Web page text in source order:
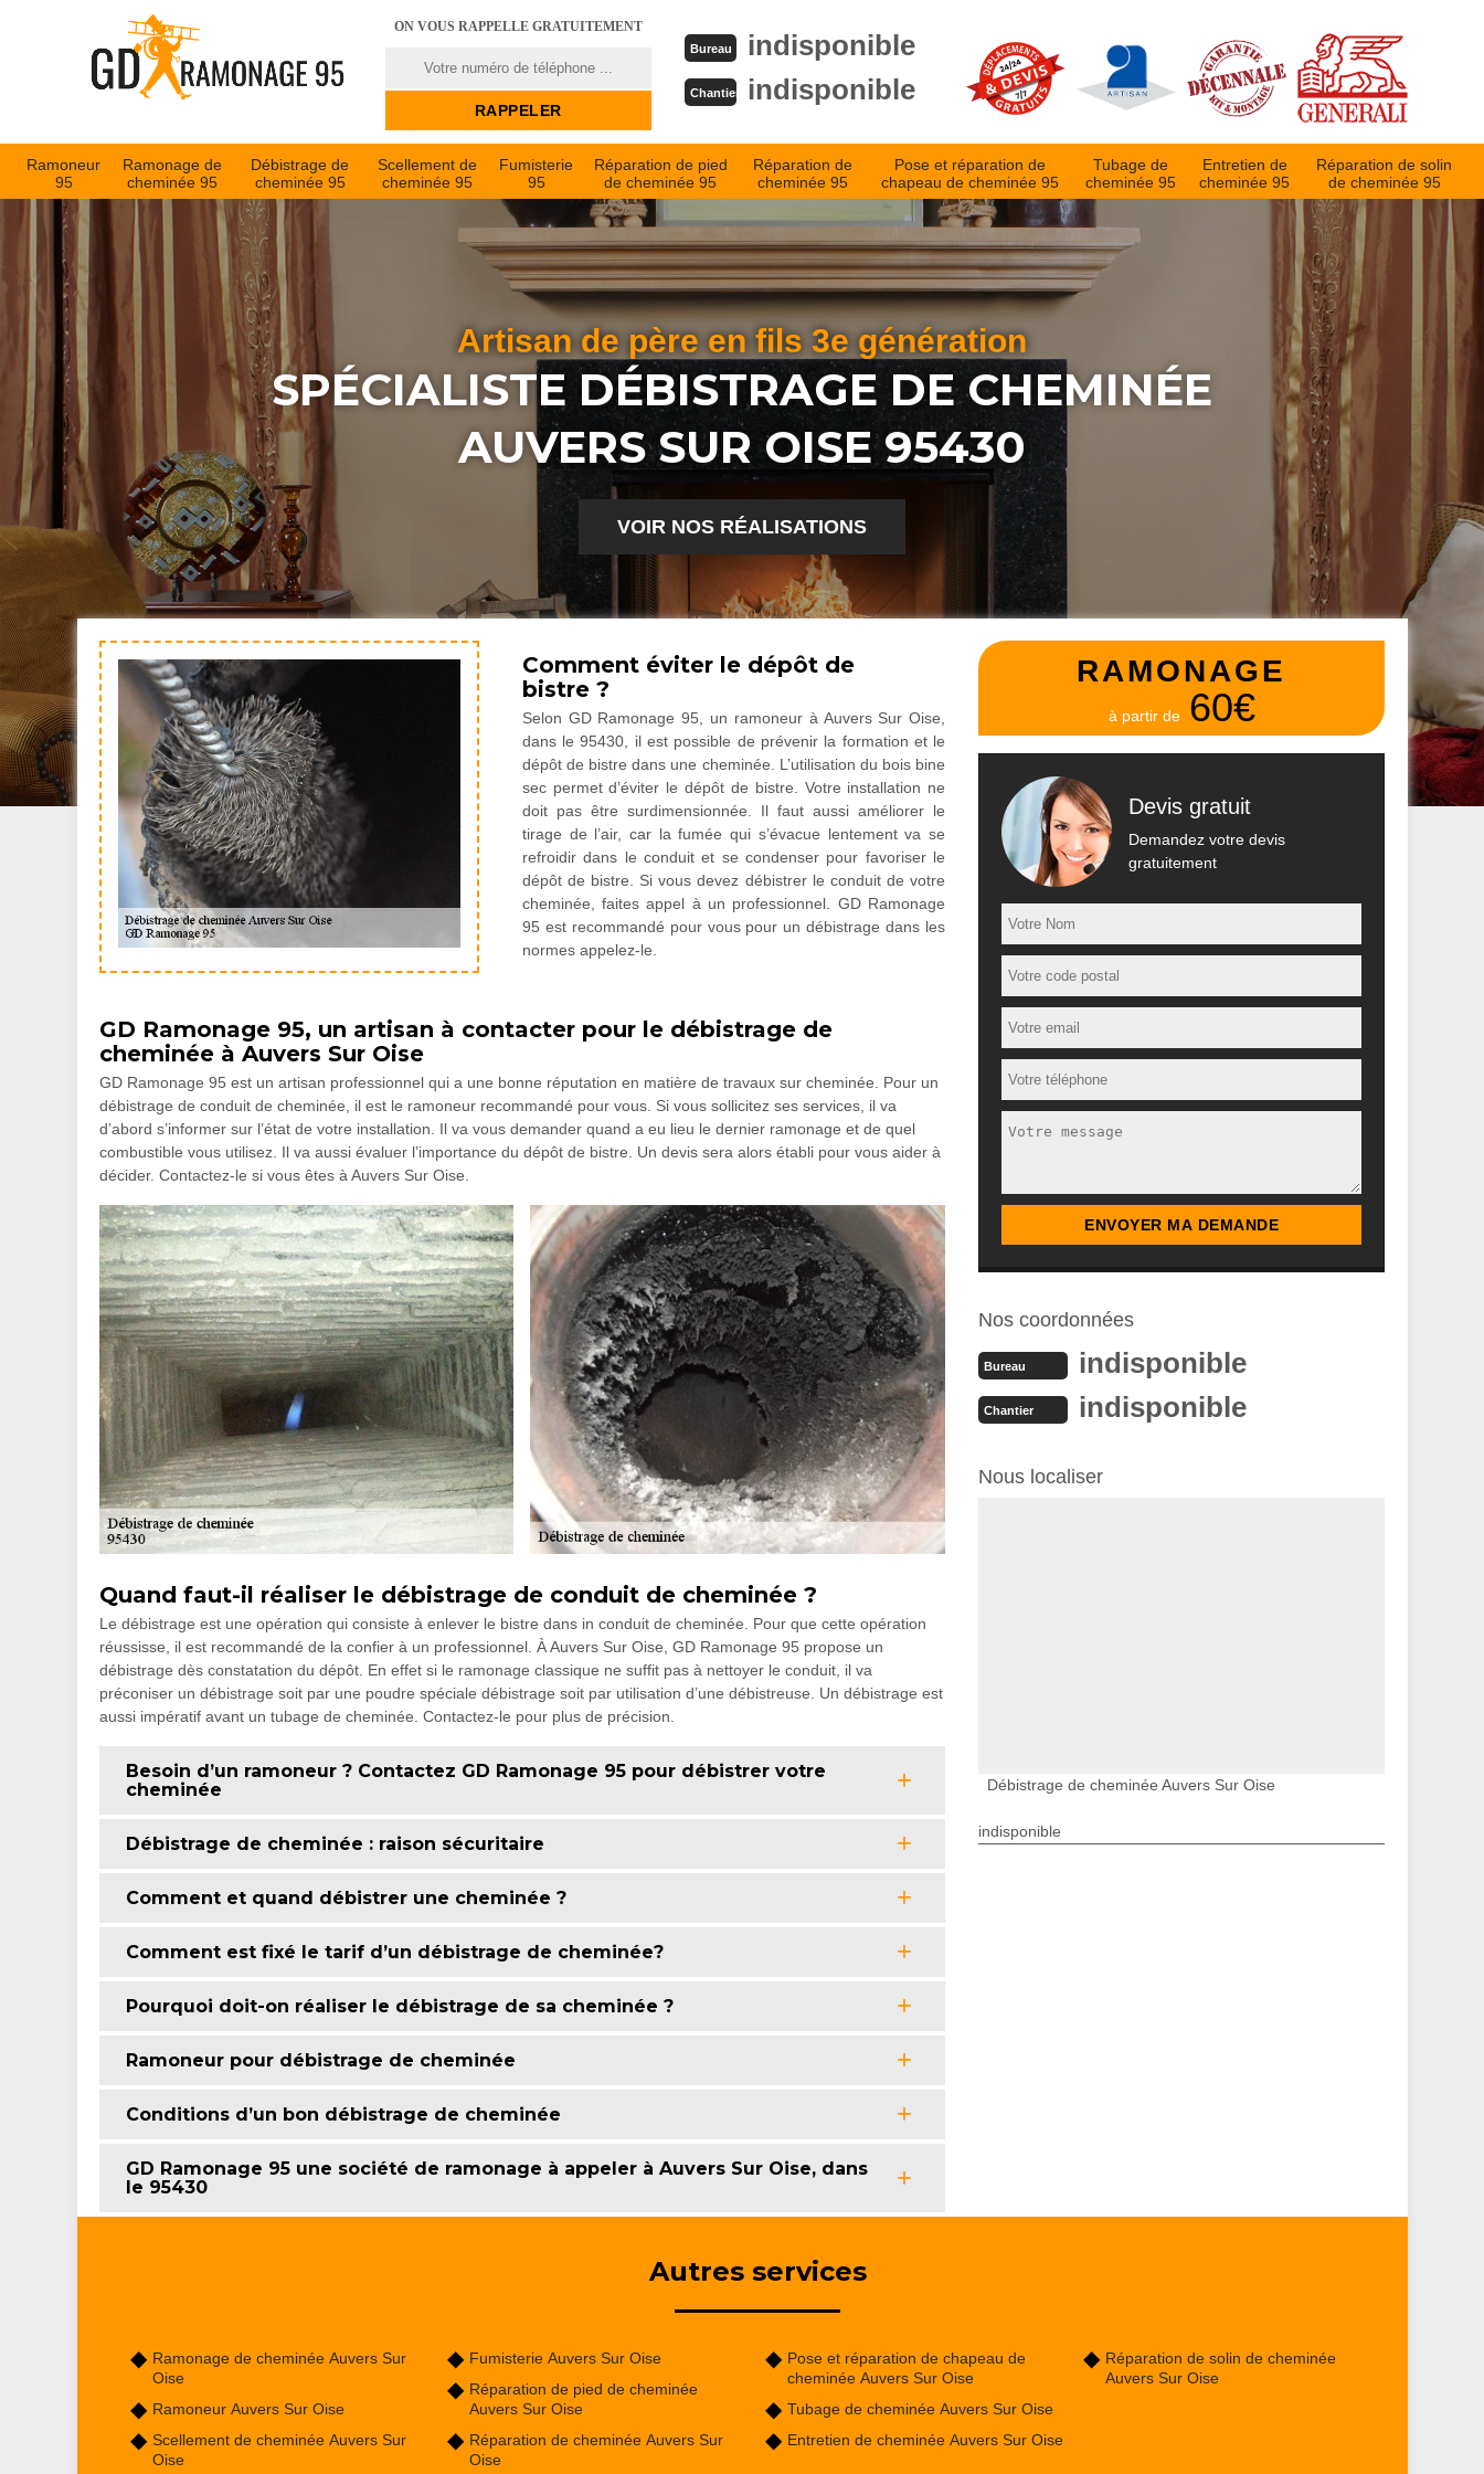
ON VOUS RAPPELLE GRATUITEMENT
Bureau indisponible
Chantier indisponible
Ramoneur
95
Ramonage de
cheminée 95
Débistrage de
cheminée 95
Scellement de
cheminée 95
Fumisterie
95
Réparation de pied
de cheminée 95
Réparation de
cheminée 95
Pose et réparation de
chapeau de cheminée 95
Tubage de
cheminée 95
Entretien de
cheminée 95
Réparation de solin
de cheminée 95
Artisan de père en fils 3e génération
SPÉCIALISTE DÉBISTRAGE DE CHEMINÉE
AUVERS SUR OISE 95430
VOIR NOS RÉALISATIONS
Comment éviter le dépôt de
bistre ?
Selon GD Ramonage 95, un ramoneur à Auvers Sur Oise,
dans le 95430, il est possible de prévenir la formation et le
dépôt de bistre dans une cheminée. L’utilisation du bois bine
sec permet d’éviter le dépôt de bistre. Votre installation ne
doit pas être surdimensionnée. Il faut aussi améliorer le
tirage de l’air, car la fumée qui s’évacue lentement va se
refroidir dans le conduit et se condenser pour favoriser le
dépôt de bistre. Si vous devez débistrer le conduit de votre
cheminée, faites appel à un professionnel. GD Ramonage
95 est recommandé pour vous pour un débistrage dans les
normes appelez-le.
GD Ramonage 95, un artisan à contacter pour le débistrage de
cheminée à Auvers Sur Oise
GD Ramonage 95 est un artisan professionnel qui a une bonne réputation en matière de travaux sur cheminée. Pour un
débistrage de conduit de cheminée, il est le ramoneur recommandé pour vous. Si vous sollicitez ses services, il va
d’abord s’informer sur l’état de votre installation. Il va vous demander quand a eu lieu le dernier ramonage et de quel
combustible vous utilisez. Il va aussi évaluer l’importance du dépôt de bistre. Un devis sera alors établi pour vous aider à
décider. Contactez-le si vous êtes à Auvers Sur Oise.
Quand faut-il réaliser le débistrage de conduit de cheminée ?
Le débistrage est une opération qui consiste à enlever le bistre dans in conduit de cheminée. Pour que cette opération
réussisse, il est recommandé de la confier à un professionnel. À Auvers Sur Oise, GD Ramonage 95 propose un
débistrage dès constatation du dépôt. En effet si le ramonage classique ne suffit pas à nettoyer le conduit, il va
préconiser un débistrage soit par une poudre spéciale débistrage soit par utilisation d’une débistreuse. Un débistrage est
aussi impératif avant un tubage de cheminée. Contactez-le pour plus de précision.
Besoin d’un ramoneur ? Contactez GD Ramonage 95 pour débistrer votre
cheminée
Débistrage de cheminée : raison sécuritaire
Comment et quand débistrer une cheminée ?
Comment est fixé le tarif d’un débistrage de cheminée?
Pourquoi doit-on réaliser le débistrage de sa cheminée ?
Ramoneur pour débistrage de cheminée
Conditions d’un bon débistrage de cheminée
GD Ramonage 95 une société de ramonage à appeler à Auvers Sur Oise, dans
le 95430
RAMONAGE
à partir de 60€
Devis gratuit
Demandez votre devis
gratuitement
Nos coordonnées
Bureau indisponible
Chantier indisponible
Nous localiser
Débistrage de cheminée Auvers Sur Oise
indisponible
Autres services
Ramonage de cheminée Auvers Sur
Oise
Ramoneur Auvers Sur Oise
Scellement de cheminée Auvers Sur
Oise
Fumisterie Auvers Sur Oise
Réparation de pied de cheminée
Auvers Sur Oise
Réparation de cheminée Auvers Sur
Oise
Pose et réparation de chapeau de
cheminée Auvers Sur Oise
Tubage de cheminée Auvers Sur Oise
Entretien de cheminée Auvers Sur Oise
Réparation de solin de cheminée
Auvers Sur Oise